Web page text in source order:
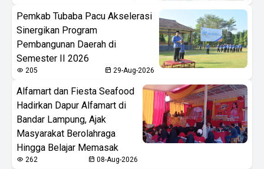
Pemkab Tubaba Pacu Akselerasi
Sinergikan Program
Pembangunan Daerah di
Semester II 2026
205 29-Aug-2026
Alfamart dan Fiesta Seafood
Hadirkan Dapur Alfamart di
Bandar Lampung, Ajak
Masyarakat Berolahraga
Hingga Belajar Memasak
262 08-Aug-2026